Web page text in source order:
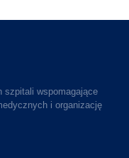
szpitali wspomagające
i organizację